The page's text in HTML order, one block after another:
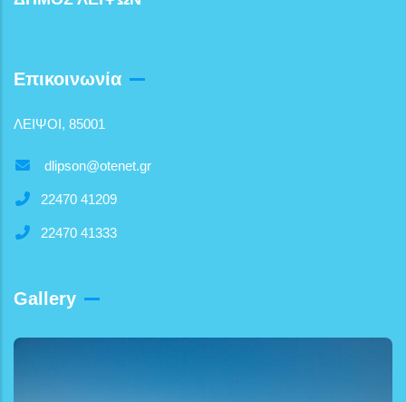
Επικοινωνία
ΛΕΙΨΟΙ, 85001
dlipson@otenet.gr
22470 41209
22470 41333
Gallery